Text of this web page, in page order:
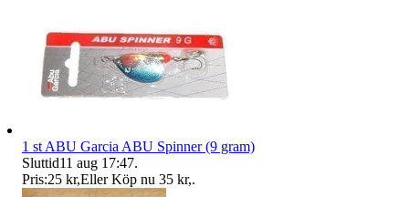
1 st ABU Garcia ABU Spinner (9 gram)
Sluttid11 aug 17:47.
Pris:25 kr,Eller Köp nu 35 kr,.